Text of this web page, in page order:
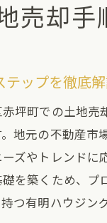
売却
テップを徹底
坪町での土地
地元の不動産
ズやトレンド
を築くため、
つ有明ハウジン